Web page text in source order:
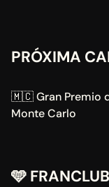
PRÓXIMA
🇲🇨 Gran Premio
Monte Carlo
🩵